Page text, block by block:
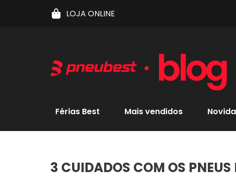
LOJA ONLINE
blog
Férias Best Mais vendidos
3 CUIDADOS COM OS